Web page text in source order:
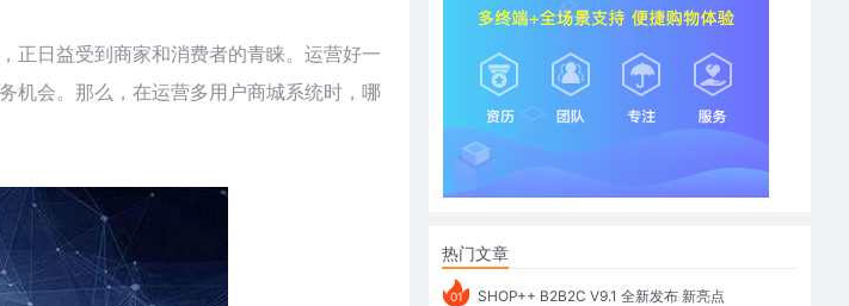
正日益受到商家和消费者的青睐。运营好一
机会。那么，在运营多用户商城系统时，哪
热门文章
01 SHOP++ B2B2C V9.1 全新发布 新亮点